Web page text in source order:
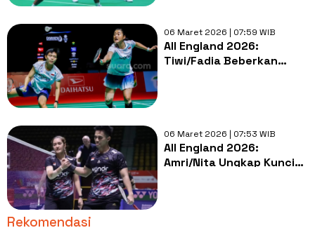
06 Maret 2026 | 07:59 WIB
All England 2026:
Tiwi/Fadia Beberkan
06 Maret 2026 | 07:53 WIB
All England 2026:
Amri/Nita Ungkap Kunci
Rekomendasi